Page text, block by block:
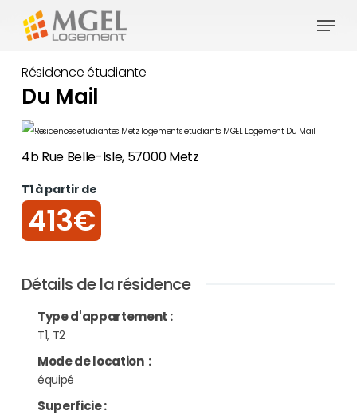
content
Menu
Résidence étudiante
Du Mail
4b Rue Belle-Isle, 57000 Metz
413€
T1 à partir de
Détails de la résidence
Type d'appartement :
T1, T2
Mode de location :
équipé
Superficie: